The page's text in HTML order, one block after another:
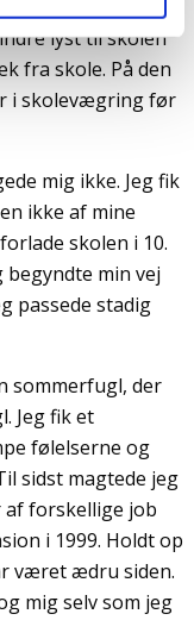
fra skolen uden
lyst til skolen
fra skole. På den
i skolevægring før
mig ikke. Jeg fik
ikke af mine
skolen i 10.
begyndte min vej
passede stadig
sommerfugl, der
Jeg fik et
følelserne og
sidst magtede jeg
af forskellige job
i 1999. Holdt op
været ædru siden.
mig selv som jeg